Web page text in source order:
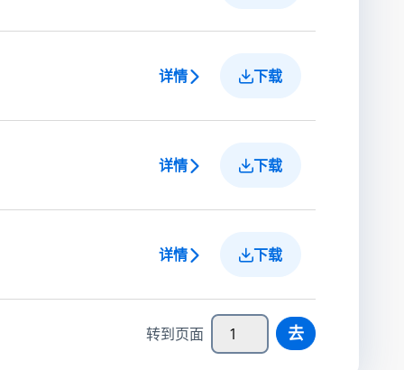
详情 下载
详情 下载
详情 下载
转到页面 去